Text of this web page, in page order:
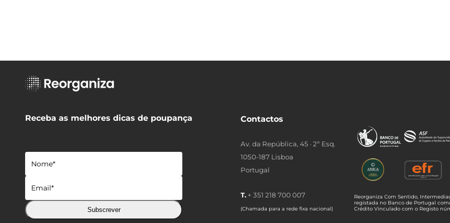
Receba as melhores dicas de poupança
Subscrever
Contactos
Av. da República, 45 · 2º Esq.
1050-187 Lisboa
Portugal
T. + 351 218 700 007
(Chamada para a rede fixa nacional)
Reorganiza Com Sentido,
registada no Banco de Portugal
Crédito Vinculado com o Registo